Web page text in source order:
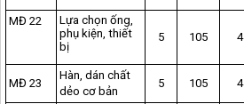
MĐ 22
Lựa chọn ống,
phụ kiện, thiết
bị
5 105
MĐ 23
Hàn, dán chất
dẻo cơ bản
5 105